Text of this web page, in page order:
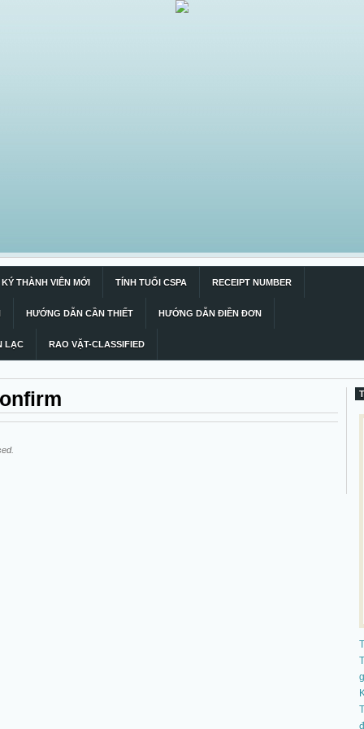
THÀNH VIÊN MỚI TÍNH TUỔI CSPA RECEIPT NUMBER
HƯỚNG DẪN CẦN THIẾT HƯỚNG DẪN ĐIỀN ĐƠN
LẠC RAO VẶT-CLASSIFIED